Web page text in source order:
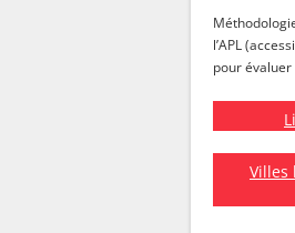
l’APL
pour
Villes